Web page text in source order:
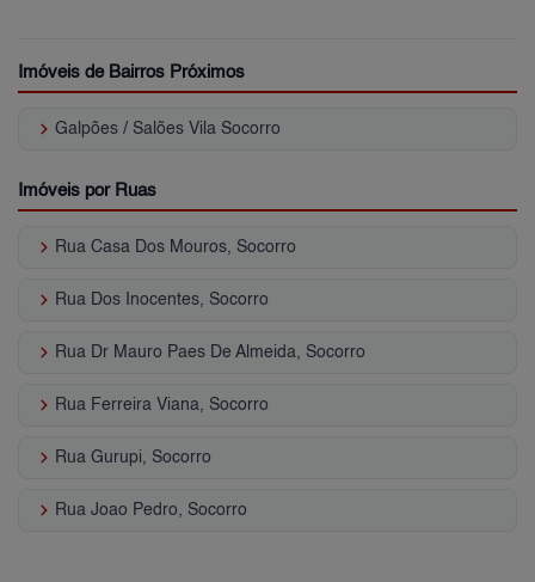
Imóveis de Bairros Próximos
keyboard_arrow_right Galpões / Salões Vila Socorro
Imóveis por Ruas
keyboard_arrow_right Rua Casa Dos Mouros, Socorro
keyboard_arrow_right Rua Dos Inocentes, Socorro
keyboard_arrow_right Rua Dr Mauro Paes De Almeida, Socorro
keyboard_arrow_right Rua Ferreira Viana, Socorro
keyboard_arrow_right Rua Gurupi, Socorro
keyboard_arrow_right Rua Joao Pedro, Socorro